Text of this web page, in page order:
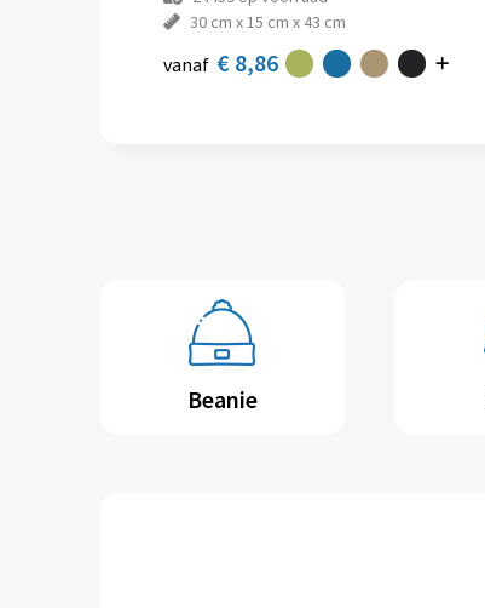
30 cm x 15 cm x 43 cm
vanaf € 8,86
Beanie